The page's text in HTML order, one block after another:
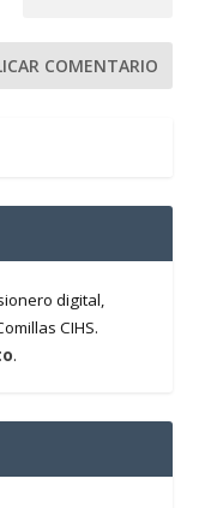
digital,
CIHS.
.